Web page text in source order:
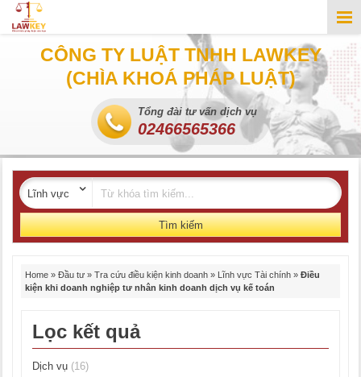
CÔNG TY LUẬT TNHH LAWKEY
(CHÌA KHOÁ PHÁP LUẬT)
Tổng đài tư vấn dịch vụ
02466565366
Tìm kiếm
Home » Đầu tư » Tra cứu điều kiện kinh doanh » Lĩnh vực Tài chính » Điều
kiện khi doanh nghiệp tư nhân kinh doanh dịch vụ kế toán
Lọc kết quả
Dịch vụ (16)